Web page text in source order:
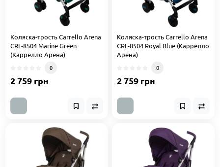
Коляска-трость Carrello Arena
CRL-8504 Marine Green
(Каррелло Арена)
0
2 759 грн
Коляска-трость Carrello Arena
CRL-8504 Royal Blue (Каррелло
Арена)
0
2 759 грн